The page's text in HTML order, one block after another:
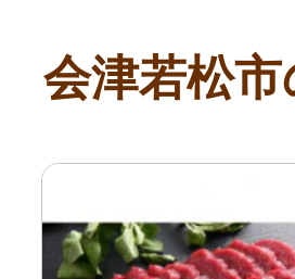
会津若松